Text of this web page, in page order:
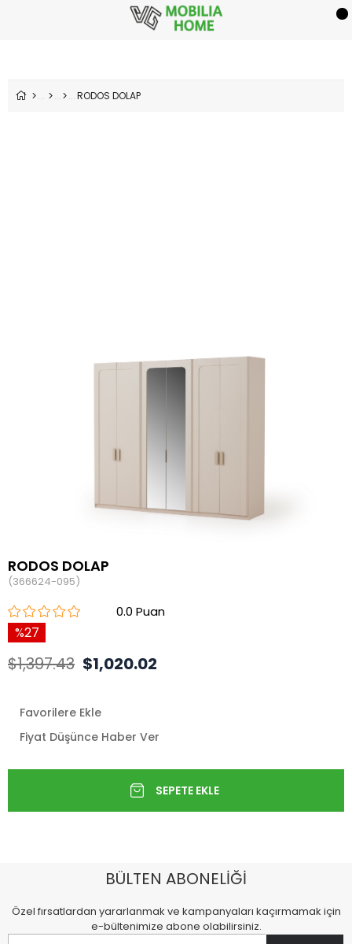
RODOS DOLAP
RODOS DOLAP
(366624-095)
0.0
27
$1,397.43 $1,020.02
Favorilere Ekle
Fiyat Düşünce Haber Ver
BÜLTEN ABONELİĞİ
Özel fırsatlardan yararlanmak ve kampanyaları kaçırmamak için
e-bültenimize abone olabilirsiniz.